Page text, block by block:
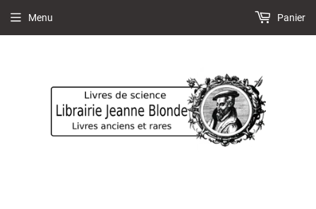
Menu Panier